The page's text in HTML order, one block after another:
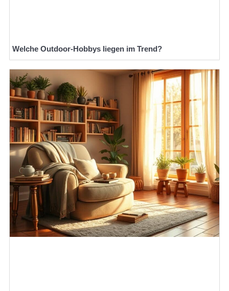
Welche Outdoor-Hobbys liegen im Trend?